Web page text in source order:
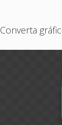
Converta